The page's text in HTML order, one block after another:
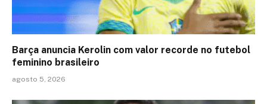
Barça anuncia Kerolin com valor recorde no futebol
feminino brasileiro
agosto 5, 2026